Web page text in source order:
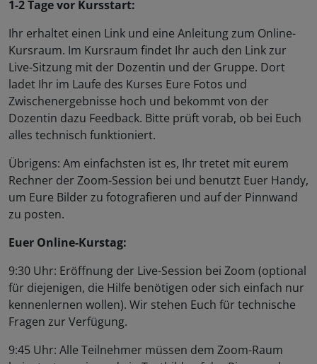
1-2 Tage vor Kursstart:
Ihr erhaltet einen Link und eine Anleitung zum Online-
Kursraum. Im Kursraum findet Ihr auch den Link zur
Live-Sitzung mit der Dozentin und der Gruppe. Dort
ladet Ihr im Laufe des Kurses Eure Fotos und
Zwischenergebnisse hoch und bekommt von der
Dozentin dazu Feedback. Bitte prüft vorab, ob bei Euch
alles technisch funktioniert.
Übrigens: Am einfachsten ist es, Ihr tretet mit eurem
Rechner der Zoom-Session bei und benutzt Euer Handy,
um Eure Bilder zu fotografieren und auf der Pinnwand
zu posten.
Euer Online-Kurstag:
9:30 Uhr: Eröffnung der Live-Session bei Zoom (optional
für diejenigen, die Hilfe benötigen oder sich einfach nur
kennenlernen wollen). Wir stehen Euch für technische
Fragen zur Verfügung.
9:45 Uhr: Alle Teilnehmer müssen dem Zoom-Raum